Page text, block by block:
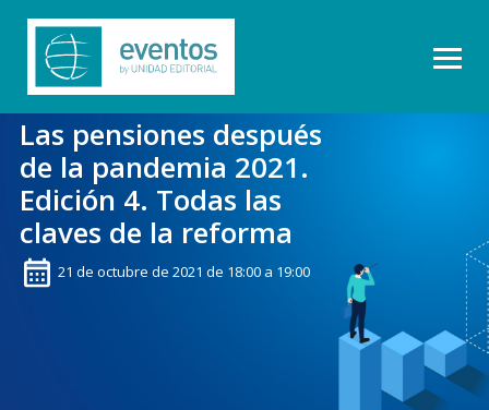
Las pensiones después
de la pandemia 2021.
Edición 4. Todas las
claves de la reforma
21 de octubre de 2021 de 18:00 a 19:00